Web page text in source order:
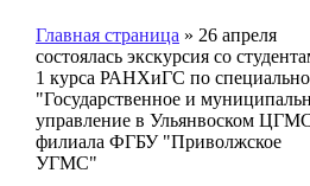
Главная страница » 26 апреля
состоялась экскурсия со
1 курса РАНХиГС по
"Государственное и
управление в Ульянвоском
филиала ФГБУ "Приволжское
УГМС"